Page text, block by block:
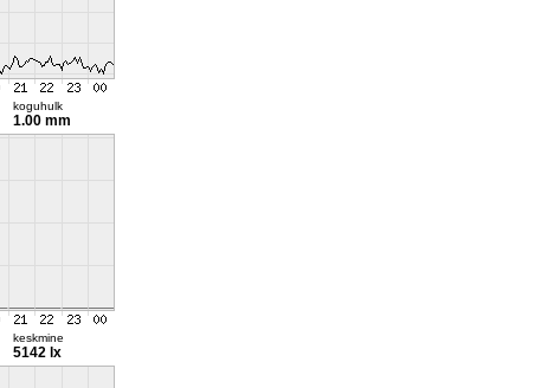
koguhulk
1.00 mm
keskmine
5142 lx